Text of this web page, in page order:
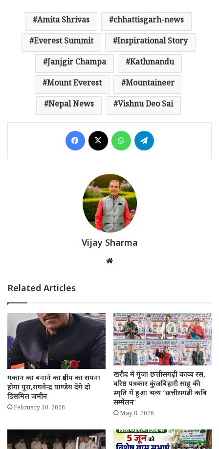
Amita Shrivas
chhattisgarh-news
Everest Summit
Inspirational Story
Janjgir Champa
Kathmandu
Mount Everest
Mountaineer
Nepal News
Vishnu Deo Sai
Facebook WhatsApp
Vijay Sharma
Related Articles
मकान का बनाने का प्रदीप का सपना
होगा पुरा,राघवेन्द्र पाण्डेय देंगे दो
डिसमिल जमीन
February 10, 2026
खरौद में गूंजा छत्तीसगढ़ी काव्य रस,
वरिष्ठ पत्रकार कुंजबिहारी साहू की
स्मृति में हुआ भव्य ‘छत्तीसगढ़ी कबि
सम्मेलन’
May 8, 2026